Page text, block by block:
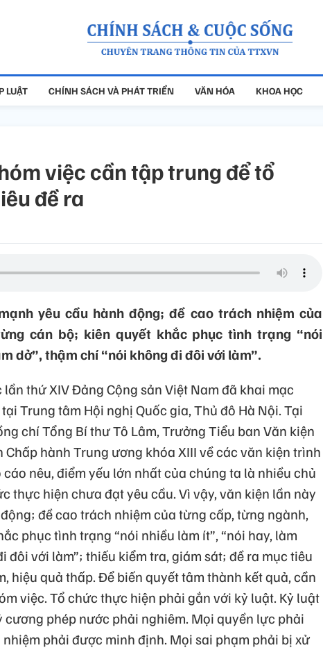
LUẬT CHÍNH SÁCH VÀ PHÁT TRIỂN VĂN HÓA KHOA HỌC
việc cần tập trung để tổ
đề ra
yêu cầu hành động; đề cao trách nhiệm của
cán bộ; kiên quyết khắc phục tình trạng “nói
dở”, thậm chí “nói không đi đôi với làm”.
lần thứ XIVĐảng Cộng sản Việt Namđã khai mạc
ại Trungtâm Hội nghị Quốc gia, Thủđô Hà Nội. Tại
chíTổng BíthưTô Lâm, Trưởng Tiểu ban Văn kiện
ChấphànhTrung ương khóa XIII vềcácvăn kiệntrình
cáo nêu,điểm yếu lớn nhất củachúngta là nhiều chủ
thực hiện chưa đạtyêucầu.Vìvậy, văn kiện lần này
động; đề caotrách nhiệm của từng cấp, từng ngành,
phụctìnhtrạng “nói nhiều làm ít”, “nói hay, làm
đôivới làm”; thiếu kiểm tra,giámsát; đề ra mụctiêu
hiệu quả thấp.Để biến quyếttâmthành kết quả, cần
việc. Tổ chức thực hiện phải gắn với kỷ luật. Kỷ luật
cương phépnước phải nghiêm. Mọi quyền lực phải
nhiệm phảiđược minhđịnh. Mọi sai phạm phải bị xử